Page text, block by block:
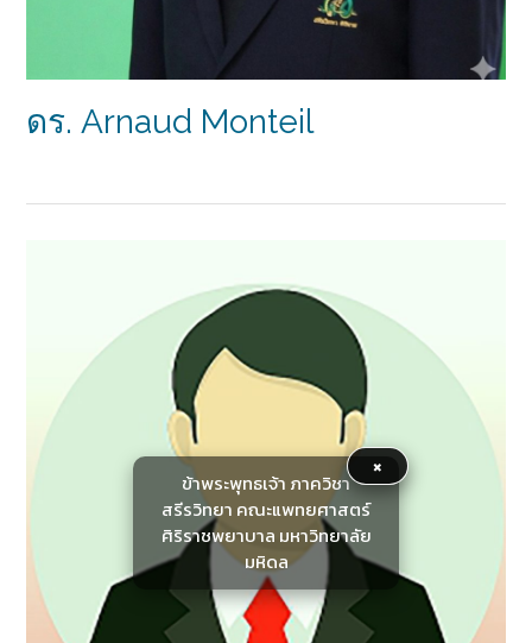
×
ข้าพระพุทธเจ้า ภาควิชา
สรีรวิทยา คณะแพทยศาสตร์
ศิริราชพยาบาล มหาวิทยาลัย
มหิดล
ดร. Arnaud Monteil